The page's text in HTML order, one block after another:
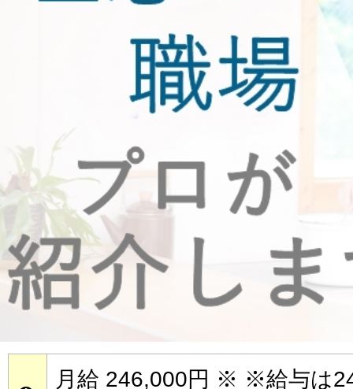
月給 246,000円 ※ ※給与は